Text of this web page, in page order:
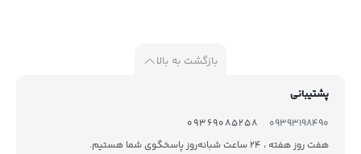
بازگشت به بالا
پشتیبانی
09393198490
09369085258
هفت روز هفته ، 24 ساعت شبانه‌روز پاسخگوی شما هستیم.